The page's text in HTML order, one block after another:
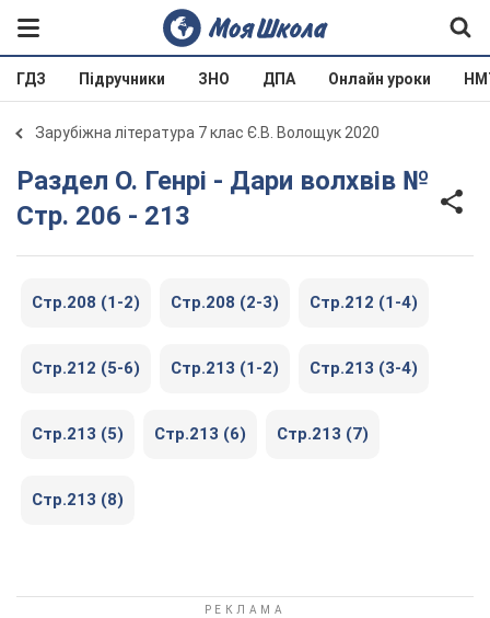
ГДЗ Підручники ЗНО ДПА Онлайн уроки
Зарубіжна література 7 клас Є.В. Волощук 2020
Раздел О. Генрі - Дари волхвів №
Стр. 206 - 213
Стр.208 (1-2) Стр.208 (2-3) Стр.212 (1-4)
Стр.212 (5-6) Стр.213 (1-2) Стр.213 (3-4)
Стр.213 (5) Стр.213 (6) Стр.213 (7)
Стр.213 (8)